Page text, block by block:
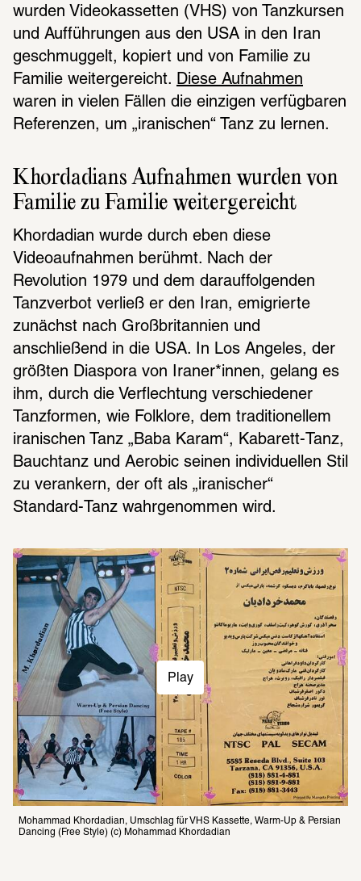
wurden Videokassetten (VHS) von Tanzkursen
und Aufführungen aus den USA in den Iran
geschmuggelt, kopiert und von Familie zu
Familie weitergereicht. Diese Aufnahmen
waren in vielen Fällen die einzigen verfügbaren
Referenzen, um „iranischen“ Tanz zu lernen.
Khordadians Aufnahmen wurden von
Familie zu Familie weitergereicht
Khordadian wurde durch eben diese
Videoaufnahmen berühmt. Nach der
Revolution 1979 und dem darauffolgenden
Tanzverbot verließ er den Iran, emigrierte
zunächst nach Großbritannien und
anschließend in die USA. In Los Angeles, der
größten Diaspora von Iraner*innen, gelang es
ihm, durch die Verflechtung verschiedener
Tanzformen, wie Folklore, dem traditionellem
iranischen Tanz „Baba Karam“, Kabarett-Tanz,
Bauchtanz und Aerobic seinen individuellen Stil
zu verankern, der oft als „iranischer“
Standard-Tanz wahrgenommen wird.
Play
Mohammad Khordadian, Umschlag für VHS Kassette, Warm-Up & Persian
Dancing (Free Style) (c) Mohammad Khordadian